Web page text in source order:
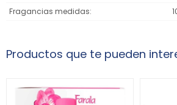
Fragancias medidas
Productos que te pueden